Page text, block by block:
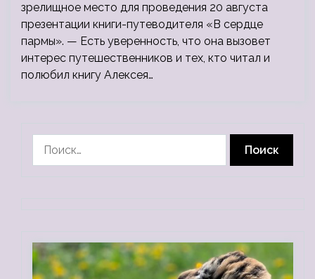
зрелищное место для проведения 20 августа
презентации книги-путеводителя «В сердце
пармы». — Есть уверенность, что она вызовет
интерес путешественников и тех, кто читал и
полюбил книгу Алексея…